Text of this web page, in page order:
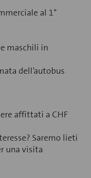
al 1°
maschili in
dell’autobus
affittati a CHF
Saremo lieti
una visita